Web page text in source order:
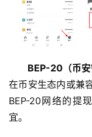
BEP-20（币安
在币安生态内或兼
BEP-20网络的提
宜。